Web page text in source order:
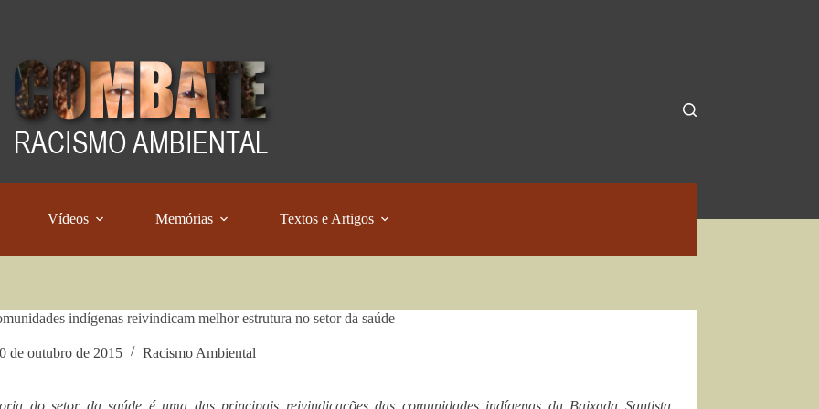
Vídeos Memórias Textos e Artigos
indígenas reivindicam melhor estrutura no setor da saúde
de outubro de 2015 Racismo Ambiental
do setor da saúde é uma das principais reivindicações das comunidades indígenas da Baixada Santista.